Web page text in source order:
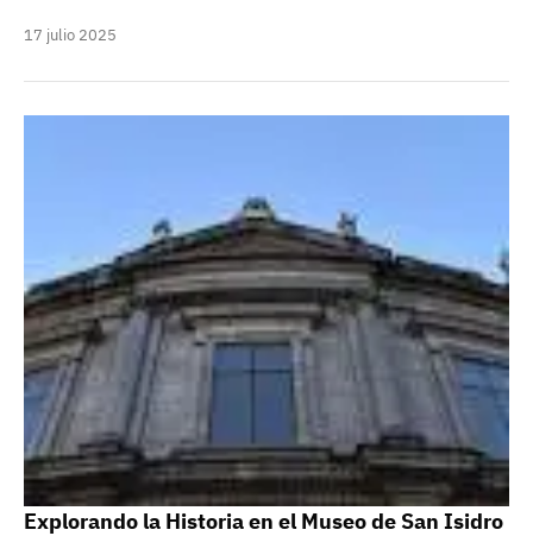
17 julio 2025
Explorando la Historia en el Museo de San Isidro